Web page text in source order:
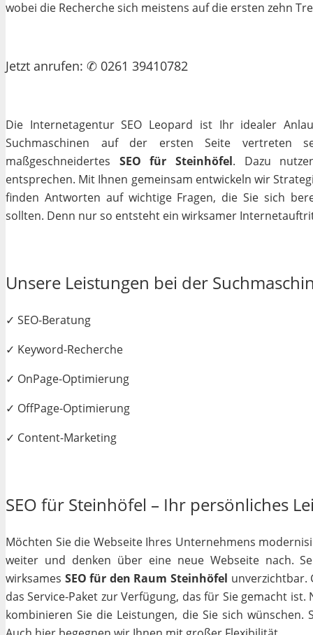
wobei die Recherche sich meistens auf die ersten zehn
Jetzt anrufen: ✆ 0261 39410782
Die Internetagentur SEO Leopard ist Ihr idealer
Suchmaschinen auf der ersten Seite vertreten
maßgeschneidertes SEO für Steinhöfel. Dazu
entsprechen. Mit Ihnen gemeinsam entwickeln wir
finden Antworten auf wichtige Fragen, die Sie sich
sollten. Denn nur so entsteht ein wirksamer
Unsere Leistungen bei der
✓ SEO-Beratung
✓ Keyword-Recherche
✓ OnPage-Optimierung
✓ OffPage-Optimierung
✓ Content-Marketing
SEO für Steinhöfel – Ihr persönliches
Möchten Sie die Webseite Ihres Unternehmens
weiter und denken über eine neue Webseite nach.
wirksames SEO für den Raum Steinhöfel unverzichtbar.
das Service-Paket zur Verfügung, das für Sie gemacht
kombinieren Sie die Leistungen, die Sie sich wünschen.